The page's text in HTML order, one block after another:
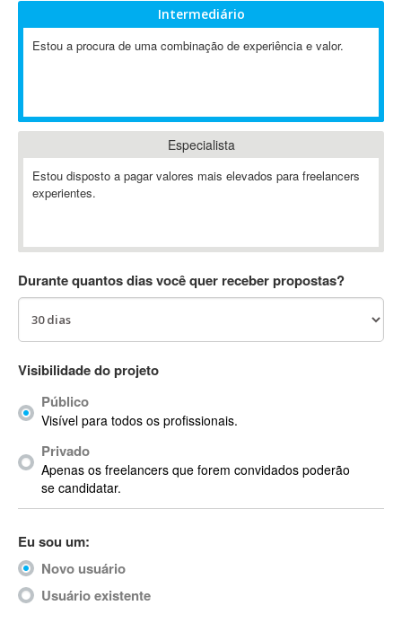
ABAP
Abaqus
ABBYY FineReader
Ableton
Ableton Push
Abstract
AC3
ACID Pro
ACPI
Acrobat
Acrobat X
Acronis
ACT
Actimize
ActionScript
ActionScript 3
Intermediário
Estou a procura de uma combinação de experiência e valor.
Especialista
Estou disposto a pagar valores mais elevados para freelancers
experientes.
Durante quantos dias você quer receber propostas?
Visibilidade do projeto
Público
Visível para todos os profissionais.
Privado
Apenas os freelancers que forem convidados poderão
se candidatar.
Eu sou um:
Novo usuário
Usuário existente